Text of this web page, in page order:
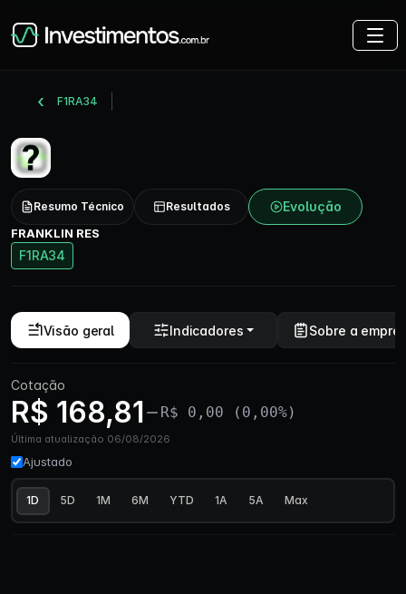
F1RA34
Resumo Técnico Resultados Evolução
FRANKLIN RES
F1RA34
Visão geral Indicadores Sobre a
Cotação
R$ 168,81 R$ 0,00 (0,00%)
Última atualização 06/08/2026
Ajustado
1D 5D 1M 6M YTD 1A 5A Max